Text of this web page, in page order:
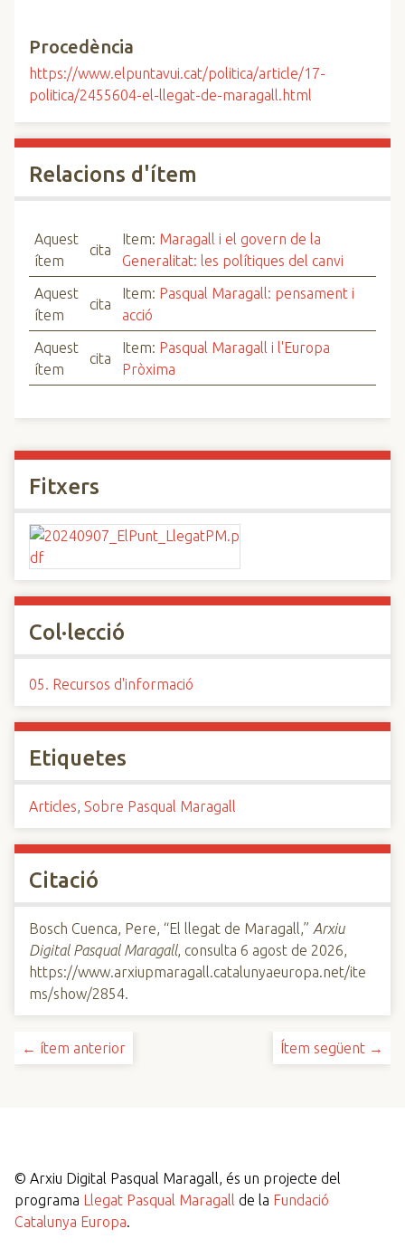
Procedència
https://www.elpuntavui.cat/politica/article/17-
politica/2455604-el-llegat-de-maragall.html
Relacions d'ítem
Aquest
ítem
cita
Item: Maragall i el govern de la
Generalitat: les polítiques del canvi
Aquest
ítem
cita
Item: Pasqual Maragall: pensament i
acció
Aquest
ítem
cita
Item: Pasqual Maragall i l'Europa
Pròxima
Fitxers
Col·lecció
05. Recursos d'informació
Etiquetes
Articles, Sobre Pasqual Maragall
Citació
Bosch Cuenca, Pere, “El llegat de Maragall,” Arxiu
Digital Pasqual Maragall, consulta 6 agost de 2026,
https://www.arxiupmaragall.catalunyaeuropa.net/ite
ms/show/2854.
← ítem anterior Ítem següent →
© Arxiu Digital Pasqual Maragall, és un projecte del
programa Llegat Pasqual Maragall de la Fundació
Catalunya Europa.